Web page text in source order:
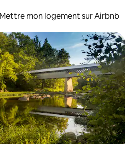
Mettre mon logement sur Airbnb